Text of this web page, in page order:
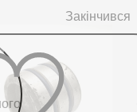
Закінчився